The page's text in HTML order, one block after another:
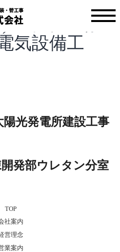
) 千葉工場
気設備工
光発電所建設工事
発部ウレタン分室
TOP
社案内
営理念
業案内